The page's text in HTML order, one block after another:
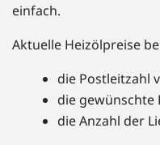
einfach.
Aktuelle Heizölpreise
die Postleitzahl
die gewünschte
die Anzahl der